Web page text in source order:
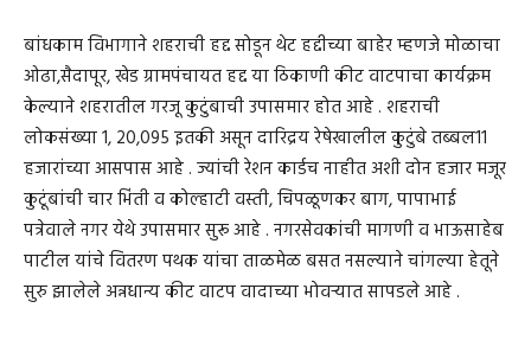
बांधकाम विभागाने शहराची हद्द सोडून थेट हद्दीच्या बाहेर म्हणजे मोळाचा
ओढा,सैदापूर, खेड ग्रामपंचायत हद्द या ठिकाणी कीट वाटपाचा कार्यक्रम
केल्याने शहरातील गरजू कुटुंबाची उपासमार होत आहे . शहराची
लोकसंख्या 1, 20,095 इतकी असून दारिद्रय रेषेखालील कुटुंबे तब्बल11
हजारांच्या आसपास आहे . ज्यांची रेशन कार्डच नाहीत अशी दोन हजार मजूर
कुटूंबांची चार भिंती व कोल्हाटी वस्ती, चिपळूणकर बाग, पापाभाई
पत्रेवाले नगर येथे उपासमार सुरू आहे . नगरसेवकांची मागणी व भाऊसाहेब
पाटील यांचे वितरण पथक यांचा ताळमेळ बसत नसल्याने चांगल्या हेतूने
सुरु झालेले अन्नधान्य कीट वाटप वादाच्या भोवऱ्यात सापडले आहे .